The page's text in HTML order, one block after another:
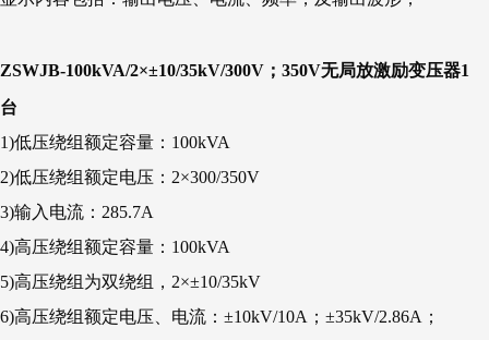
ZSWJB-100kVA/2×±10/35kV/300V；350V无局放激励变压器1
台
1)低压绕组额定容量：100kVA
2)低压绕组额定电压：2×300/350V
3)输入电流：285.7A
4)高压绕组额定容量：100kVA
5)高压绕组为双绕组，2×±10/35kV
6)高压绕组额定电压、电流：±10kV/10A；±35kV/2.86A；